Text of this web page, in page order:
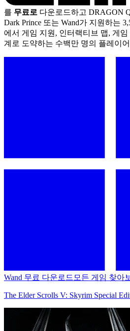
를 무료로 다운로드하고 DRAGON
Dark Prince 또는 Wand가 지원하는
에서 게임 지원, 인터랙티브 맵, 게
계로 도약하는 수백만 명의 플레이
Wand 무료 다운로드 모든 게임 찾아
The Elder Scrolls V: Skyrim Special